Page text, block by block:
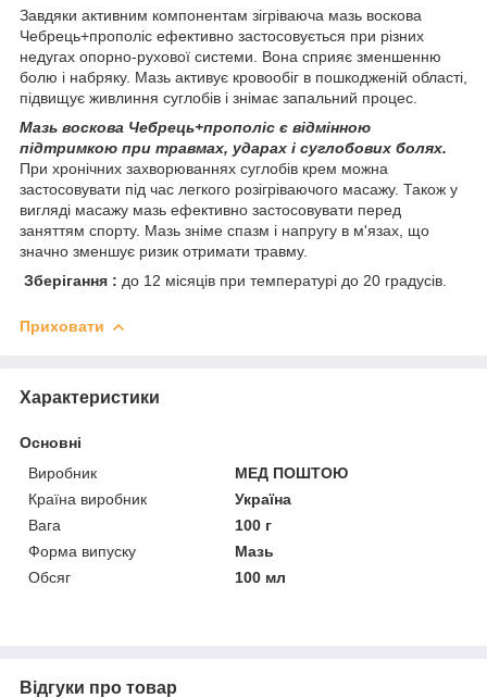
Завдяки активним компонентам зігріваюча мазь воскова
Чебрець+прополіс ефективно застосовується при різних
недугах опорно-рухової системи. Вона сприяє зменшенню
болю і набряку. Мазь активує кровообіг в пошкодженій області,
підвищує живлиння суглобів і знімає запальний процес.
Мазь воскова Чебрець+прополіс є відмінною
підтримкою при травмах, ударах і суглобових болях.
При хронічних захворюваннях суглобів крем можна
застосовувати під час легкого розігріваючого масажу. Також у
вигляді масажу мазь ефективно застосовувати перед
заняттям спорту. Мазь зніме спазм і напругу в м'язах, що
значно зменшує ризик отримати травму.
Зберігання : до 12 місяців при температурі до 20 градусів.
Приховати
Характеристики
Основні
Виробник
МЕД ПОШТОЮ
Країна виробник
Україна
Вага
100 г
Форма випуску
Мазь
Обсяг
100 мл
Відгуки про товар